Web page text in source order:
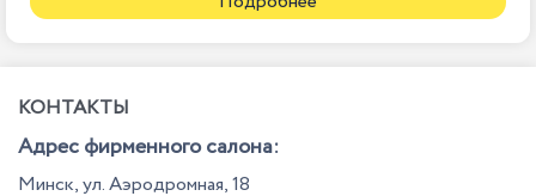
КОНТАКТЫ
Адрес фирменного салона:
Минск, ул. Аэродромная, 18